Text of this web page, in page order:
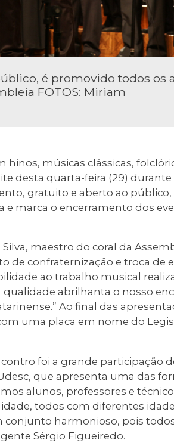
é promovido todos os
FOTOS: Miriam
músicas clássicas,
desta quarta-feira (29) durante
gratuito e aberto ao
e marca o encerramento dos
maestro do coral da
confraternização e troca de
ao trabalho musical
abrilhanta o nosso
Ao final das
uma placa em nome do
foi a grande participação
que apresenta uma das
alunos, professores e
todos com diferentes
conjunto harmonioso, pois
Sérgio Figueiredo.